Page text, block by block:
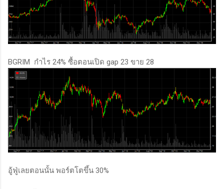
BGRIM กำไร 24% ซื้อตอนเปิด gap 23 ขาย 28
อู้ฟู่เลยตอนนั้น พอร์ตโตขึ้น 30%